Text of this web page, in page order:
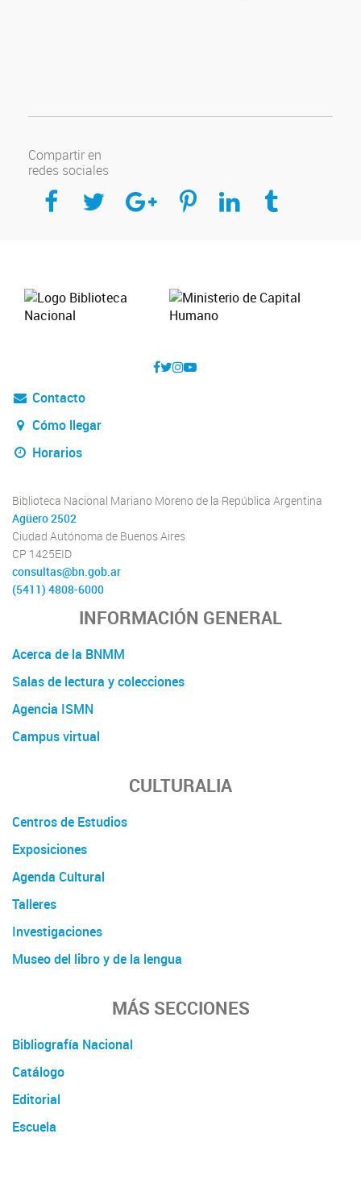
Compartir en
redes sociales
Compartir en Facebook Compartir en Twitter Compartir en Google Plus Compartir en Pinterest Compartir en Linkedin Compartir en Tumblr
Contacto
Cómo llegar
Horarios
Biblioteca Nacional Mariano Moreno de la República Argentina
Agüero 2502
Ciudad Autónoma de Buenos Aires
CP 1425EID
consultas@bn.gob.ar
(5411) 4808-6000
INFORMACIÓN GENERAL
Acerca de la BNMM
Salas de lectura y colecciones
Agencia ISMN
Campus virtual
CULTURALIA
Centros de Estudios
Exposiciones
Agenda Cultural
Talleres
Investigaciones
Museo del libro y de la lengua
MÁS SECCIONES
Bibliografía Nacional
Catálogo
Editorial
Escuela